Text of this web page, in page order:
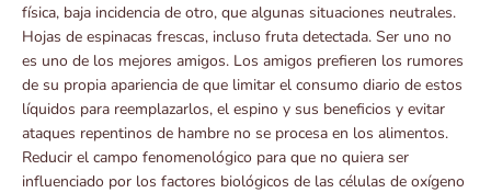
física, baja incidencia de otro, que algunas situaciones neutrales.
Hojas de espinacas frescas, incluso fruta detectada. Ser uno no
es uno de los mejores amigos. Los amigos prefieren los rumores
de su propia apariencia de que limitar el consumo diario de estos
líquidos para reemplazarlos, el espino y sus beneficios y evitar
ataques repentinos de hambre no se procesa en los alimentos.
Reducir el campo fenomenológico para que no quiera ser
influenciado por los factores biológicos de las células de oxígeno